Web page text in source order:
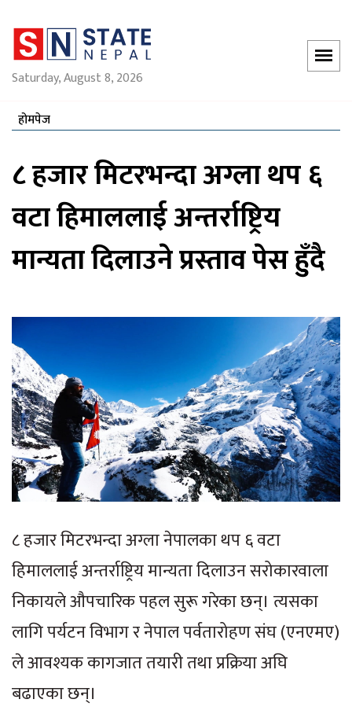
Saturday, August 8, 2026
होमपेज
८ हजार मिटरभन्दा अग्ला थप ६
वटा हिमाललाई अन्तर्राष्ट्रिय
मान्यता दिलाउने प्रस्ताव पेस हुँदै
८ हजार मिटरभन्दा अग्ला नेपालका थप ६ वटा
हिमाललाई अन्तर्राष्ट्रिय मान्यता दिलाउन सरोकारवाला
निकायले औपचारिक पहल सुरू गरेका छन्। त्यसका
लागि पर्यटन विभाग र नेपाल पर्वतारोहण संघ (एनएमए)
ले आवश्यक कागजात तयारी तथा प्रक्रिया अघि
बढाएका छन्।